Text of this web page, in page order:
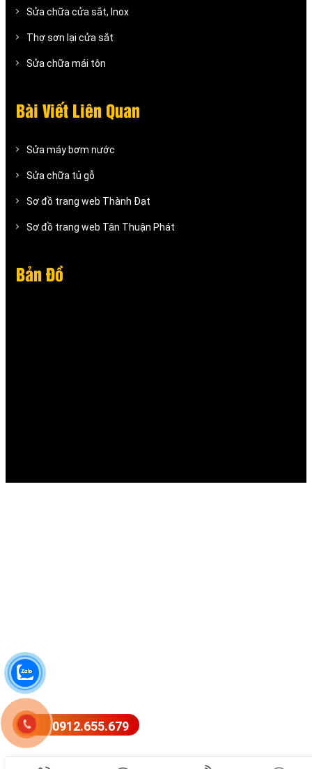
Sửa chữa cửa sắt, Inox
Thợ sơn lại cửa sắt
Sửa chữa mái tôn
Bài Viết Liên Quan
Sửa máy bơm nước
Sửa chữa tủ gỗ
Sơ đồ trang web Thành Đạt
Sơ đồ trang web Tân Thuận Phát
Bản Đồ
0912.655.679